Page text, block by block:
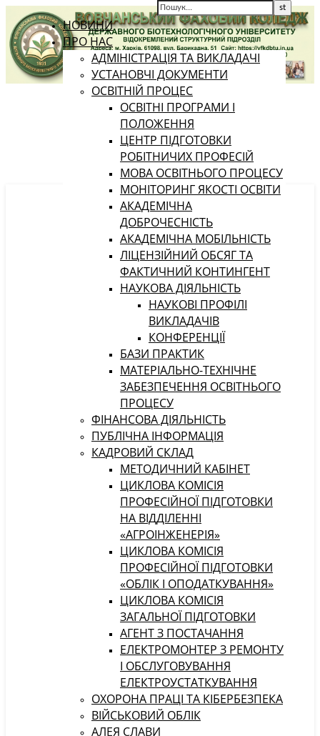
НОВИНИ
ПРО НАС
АДМІНІСТРАЦІЯ ТА ВИКЛАДАЧІ
УСТАНОВЧІ ДОКУМЕНТИ
ОСВІТНІЙ ПРОЦЕС
ОСВІТНІ ПРОГРАМИ І
ПОЛОЖЕННЯ
ЦЕНТР ПІДГОТОВКИ
РОБІТНИЧИХ ПРОФЕСІЙ
МОВА ОСВІТНЬОГО ПРОЦЕСУ
МОНІТОРИНГ ЯКОСТІ ОСВІТИ
АКАДЕМІЧНА
ДОБРОЧЕСНІСТЬ
АКАДЕМІЧНА МОБІЛЬНІСТЬ
ЛІЦЕНЗІЙНИЙ ОБСЯГ ТА
ФАКТИЧНИЙ КОНТИНГЕНТ
НАУКОВА ДІЯЛЬНІСТЬ
НАУКОВІ ПРОФІЛІ
ВИКЛАДАЧІВ
КОНФЕРЕНЦІЇ
БАЗИ ПРАКТИК
МАТЕРІАЛЬНО-ТЕХНІЧНЕ
ЗАБЕЗПЕЧЕННЯ ОСВІТНЬОГО
ПРОЦЕСУ
ФІНАНСОВА ДІЯЛЬНІСТЬ
ПУБЛІЧНА ІНФОРМАЦІЯ
КАДРОВИЙ СКЛАД
МЕТОДИЧНИЙ КАБІНЕТ
ЦИКЛОВА КОМІСІЯ
ПРОФЕСІЙНОЇ ПІДГОТОВКИ
НА ВІДДІЛЕННІ
«АГРОІНЖЕНЕРІЯ»
ЦИКЛОВА КОМІСІЯ
ПРОФЕСІЙНОЇ ПІДГОТОВКИ
«ОБЛІК І ОПОДАТКУВАННЯ»
ЦИКЛОВА КОМІСІЯ
ЗАГАЛЬНОЇ ПІДГОТОВКИ
АГЕНТ З ПОСТАЧАННЯ
ЕЛЕКТРОМОНТЕР З РЕМОНТУ
І ОБСЛУГОВУВАННЯ
ЕЛЕКТРОУСТАТКУВАННЯ
ОХОРОНА ПРАЦІ ТА КІБЕРБЕЗПЕКА
ВІЙСЬКОВИЙ ОБЛІК
АЛЕЯ СЛАВИ